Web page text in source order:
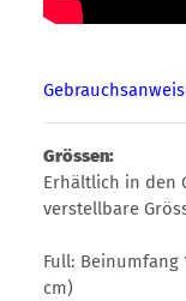
Grössen:
Erhältlich in den
verstellbare
Full: Beinumfang
cm)